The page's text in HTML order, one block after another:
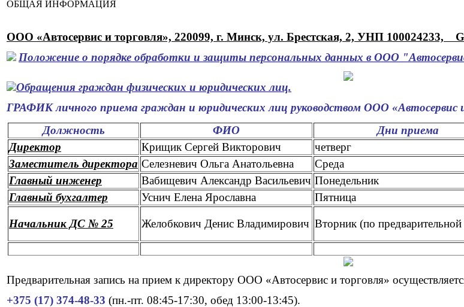
ОБЩАЯ ИНФОРМАЦИЯ
ООО «Автосервис и торговля», 220099, г. Минск, ул. Брестская, 2, УНП 100024233,
Положение о порядке обработки и защиты персональных данных в ООО
Обращения граждан физических и юридических лиц.
ГРАФИК личного приема граждан и юридических лиц руководством ООО «Автосервис
Должность
ФИО Дни приема
Директор Крищик Сергей Викторович четверг
Заместитель директора Селезневич Ольга Анатольевна Среда
Главный инженер
Вабищевич Александр Васильевич Понедельник
Главный бухгалтер
Уснич Елена Ярославна Пятница
Начальник ДС № 25 Желобкович Денис Владимирович Вторник (по предварительной
Предварительная запись на прием к директору ООО «Автосервис и торговля»
+375 (17) 374-48-33 (пн.-пт. 08:45-17:30, обед 13:00-13:45).